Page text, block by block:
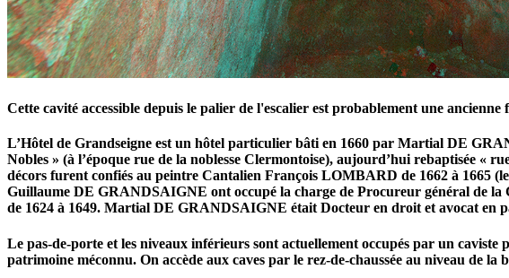
Cette cavité accessible depuis le palier de l'escalier est probablement une ancienne
L’Hôtel de Grandseigne est un hôtel particulier bâti en 1660 par Martial DE
Nobles » (à l’époque rue de la noblesse Clermontoise), aujourd’hui rebaptisée «
décors furent confiés au peintre Cantalien François LOMBARD de 1662 à 1665
Guillaume DE GRANDSAIGNE ont occupé la charge de Procureur général de la
de 1624 à 1649. Martial DE GRANDSAIGNE était Docteur en droit et avocat en
Le pas-de-porte et les niveaux inférieurs sont actuellement occupés par un caviste
patrimoine méconnu. On accède aux caves par le rez-de-chaussée au niveau de la